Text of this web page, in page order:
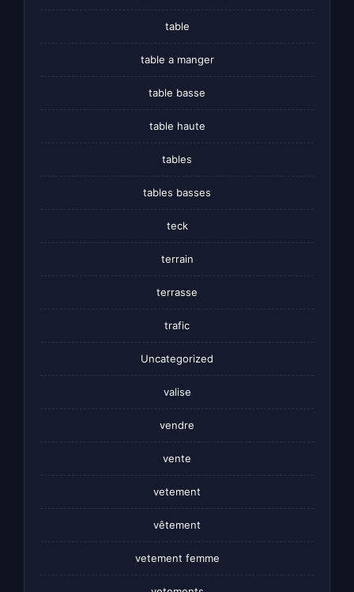
table
table a manger
table basse
table haute
tables
tables basses
teck
terrain
terrasse
trafic
Uncategorized
valise
vendre
vente
vetement
vêtement
vetement femme